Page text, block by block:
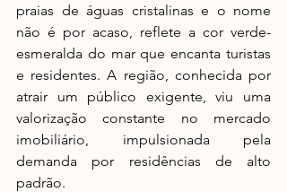
praias de águas cristalinas e o nome
não é por acaso, reflete a cor verde-
esmeralda do mar que encanta turistas
e residentes. A região, conhecida por
atrair um público exigente, viu uma
valorização constante no mercado
imobiliário, impulsionada pela
demanda por residências de alto
padrão.